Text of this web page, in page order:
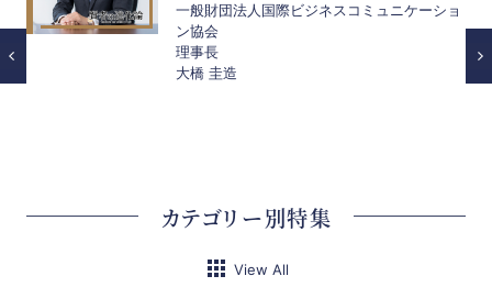
一般財団法人国際ビジネスコミュニケーショ
ン協会
理事長
大橋 圭造
カテゴリー別特集
View All